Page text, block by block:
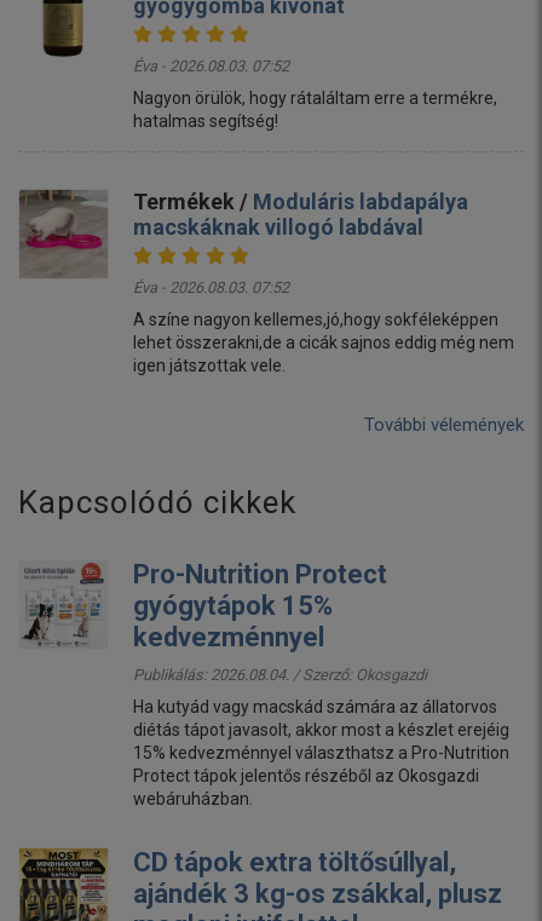
Éva - 2026.08.03. 07:52
Nagyon örülök, hogy rátaláltam erre a termékre,
hatalmas segítség!
Termékek / Moduláris labdapálya
macskáknak villogó labdával
Éva - 2026.08.03. 07:52
A színe nagyon kellemes,jó,hogy sokféleképpen
lehet összerakni,de a cicák sajnos eddig még nem
igen játszottak vele.
További vélemények
Kapcsolódó cikkek
Pro-Nutrition Protect
gyógytápok 15%
kedvezménnyel
Publikálás: 2026.08.04. / Szerző: Okosgazdi
Ha kutyád vagy macskád számára az állatorvos
diétás tápot javasolt, akkor most a készlet erejéig
15% kedvezménnyel választhatsz a Pro-Nutrition
Protect tápok jelentős részéből az Okosgazdi
webáruházban.
CD tápok extra töltősúllyal,
ajándék 3 kg-os zsákkal, plusz